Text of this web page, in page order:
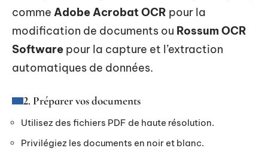
comme Adobe Acrobat OCR pour la
modification de documents ou Rossum OCR
Software pour la capture et l’extraction
automatiques de données.
2. Préparer vos documents
Utilisez des fichiers PDF de haute résolution.
Privilégiez les documents en noir et blanc.